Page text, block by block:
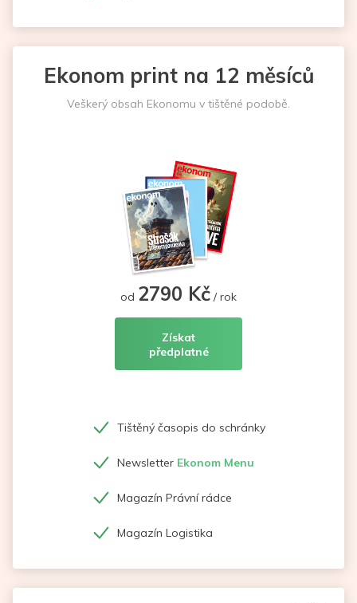
Ekonom print na 12 měsíců
Veškerý obsah Ekonomu v tištěné podobě.
od 2790 Kč / rok
Získat
předplatné
Tištěný časopis do schránky
Newsletter Ekonom Menu
Magazín Právní rádce
Magazín Logistika